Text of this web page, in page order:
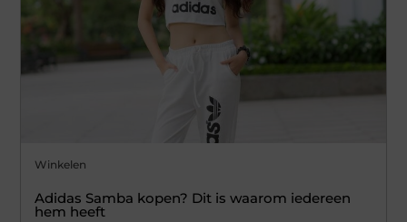
Winkelen
Adidas Samba kopen? Dit is waarom iedereen
hem heeft